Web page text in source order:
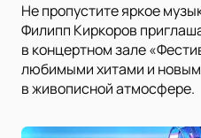
Не пропустите яркое
Филипп Киркоров
в концертном зале
любимыми хитами и
в живописной атмосфере.